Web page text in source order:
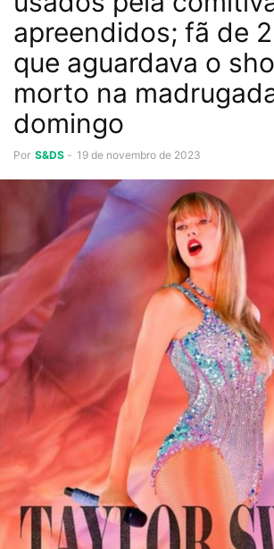
apreendidos; fã de
que aguardava o
morto na
domingo
Por S&DS - 19 de novembro de 2023